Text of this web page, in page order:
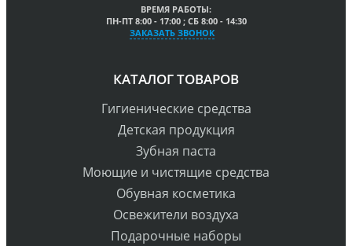
ВРЕМЯ РАБОТЫ:
ПН-ПТ 8:00 - 17:00 ; СБ 8:00 - 14:30
ЗАКАЗАТЬ ЗВОНОК
КАТАЛОГ ТОВАРОВ
Гигиенические средства
Детская продукция
Зубная паста
Моющие и чистящие средства
Обувная косметика
Освежители воздуха
Подарочные наборы